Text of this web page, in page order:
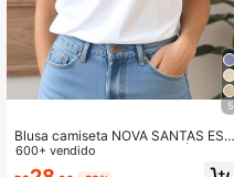
5
Blusa camiseta NOVA SANTAS EST
AMPA VIRGEM MARIA CATÓLICA,
CRISTÃ GOSPEL RELIGIOSA MISSA
600+ vendido